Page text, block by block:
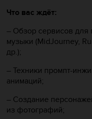
Что вас ждёт:
– Обзор сервисов для
музыки (MidJourney,
др.);
– Техники промпт-
анимаций;
– Создание
из фотографий;